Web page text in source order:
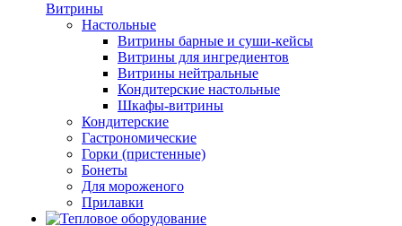
Витрины
Настольные
Витрины барные и суши-кейсы
Витрины для ингредиентов
Витрины нейтральные
Кондитерские настольные
Шкафы-витрины
Кондитерские
Гастрономические
Горки (пристенные)
Бонеты
Для мороженого
Прилавки